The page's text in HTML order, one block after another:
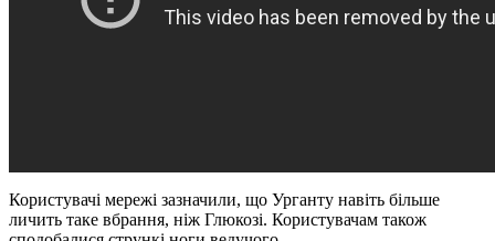
Користувачі мережі зазначили, що Урганту навіть більше
личить таке вбрання, ніж Глюкозі. Користувачам також